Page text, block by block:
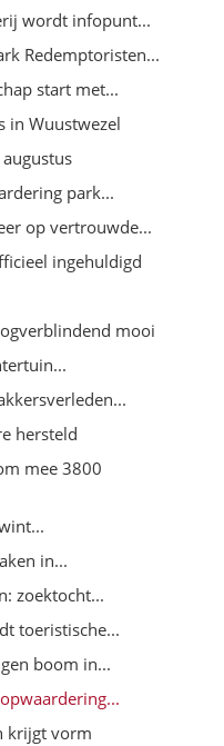
wordt infopunt...
Redemptoristen...
start met...
in Wuustwezel
park...
op vertrouwde...
ingehuldigd
mooi
hersteld
mee 3800
in...
zoektocht...
toeristische...
boom in...
krijgt vorm